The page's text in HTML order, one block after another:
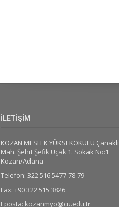
İLETİŞİM
KOZAN MESLEK YÜKSEKOKULU Çanaklı
Mah. Şehit Şefik Uçak 1. Sokak No:1
Kozan/Adana
Telefon: 322 516 5477-78-79
Fax: +90 322 515 3826
Eposta: kozanmyo@cu.edu.tr